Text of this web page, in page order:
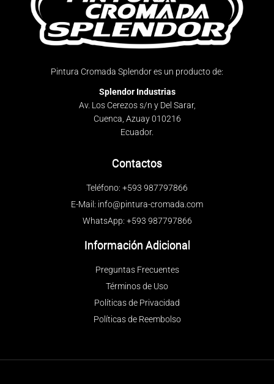
Pintura Cromada Splendor es un producto de:
Splendor Industrias
Av. Los Cerezos s/n y Del Sarar,
Cuenca, Azuay 010216
Ecuador.
Contactos
Teléfono: +593 987797866
E-Mail: info@pintura-cromada.com
WhatsApp: +593 987797866
Información Adicional
Preguntas Frecuentes
Términos de Uso
Políticas de Privacidad
Políticas de Reembolso